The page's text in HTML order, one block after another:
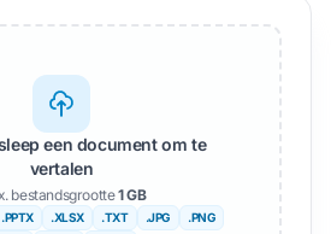
een document om te
vertalen
bestandsgrootte1 GB
.PPTX .XLSX .TXT .JPG
.PNG